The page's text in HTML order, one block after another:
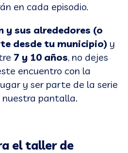
en cada episodio.
y sus alrededores (o
desde tu municipio) y
7 y 10 años, no dejes
encuentro con la
y ser parte de la serie
nuestra pantalla.
el taller de